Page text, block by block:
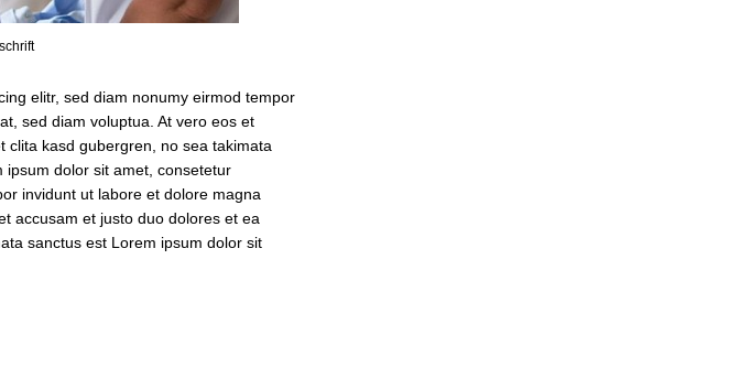
elitr, sed diam nonumy eirmod tempor
sed diam voluptua. At vero eos et
clita kasd gubergren, no sea takimata
dolor sit amet, consetetur
invidunt ut labore et dolore magna
accusam et justo duo dolores et ea
sanctus est Lorem ipsum dolor sit